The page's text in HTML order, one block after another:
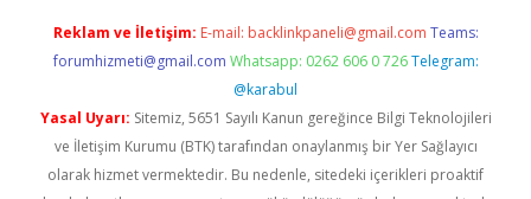
Reklam ve İletişim: E-mail: backlinkpaneli@gmail.com Teams:
forumhizmeti@gmail.com Whatsapp: 0262 606 0 726 Telegram:
@karabul
Yasal Uyarı: Sitemiz, 5651 Sayılı Kanun gereğince Bilgi Teknolojileri
ve İletişim Kurumu (BTK) tarafından onaylanmış bir Yer Sağlayıcı
olarak hizmet vermektedir. Bu nedenle, sitedeki içerikleri proaktif